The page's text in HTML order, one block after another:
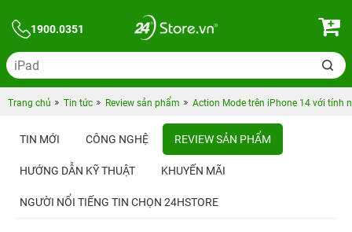
1900.0351
Trang chủ Tin tức Review sản phẩm Action Mode trên iPhone 14 với tính
TIN MỚI CÔNG NGHỆ REVIEW SẢN PHẨM
HƯỚNG DẪN KỸ THUẬT KHUYẾN MÃI
NGƯỜI NỔI TIẾNG TIN CHỌN 24HSTORE